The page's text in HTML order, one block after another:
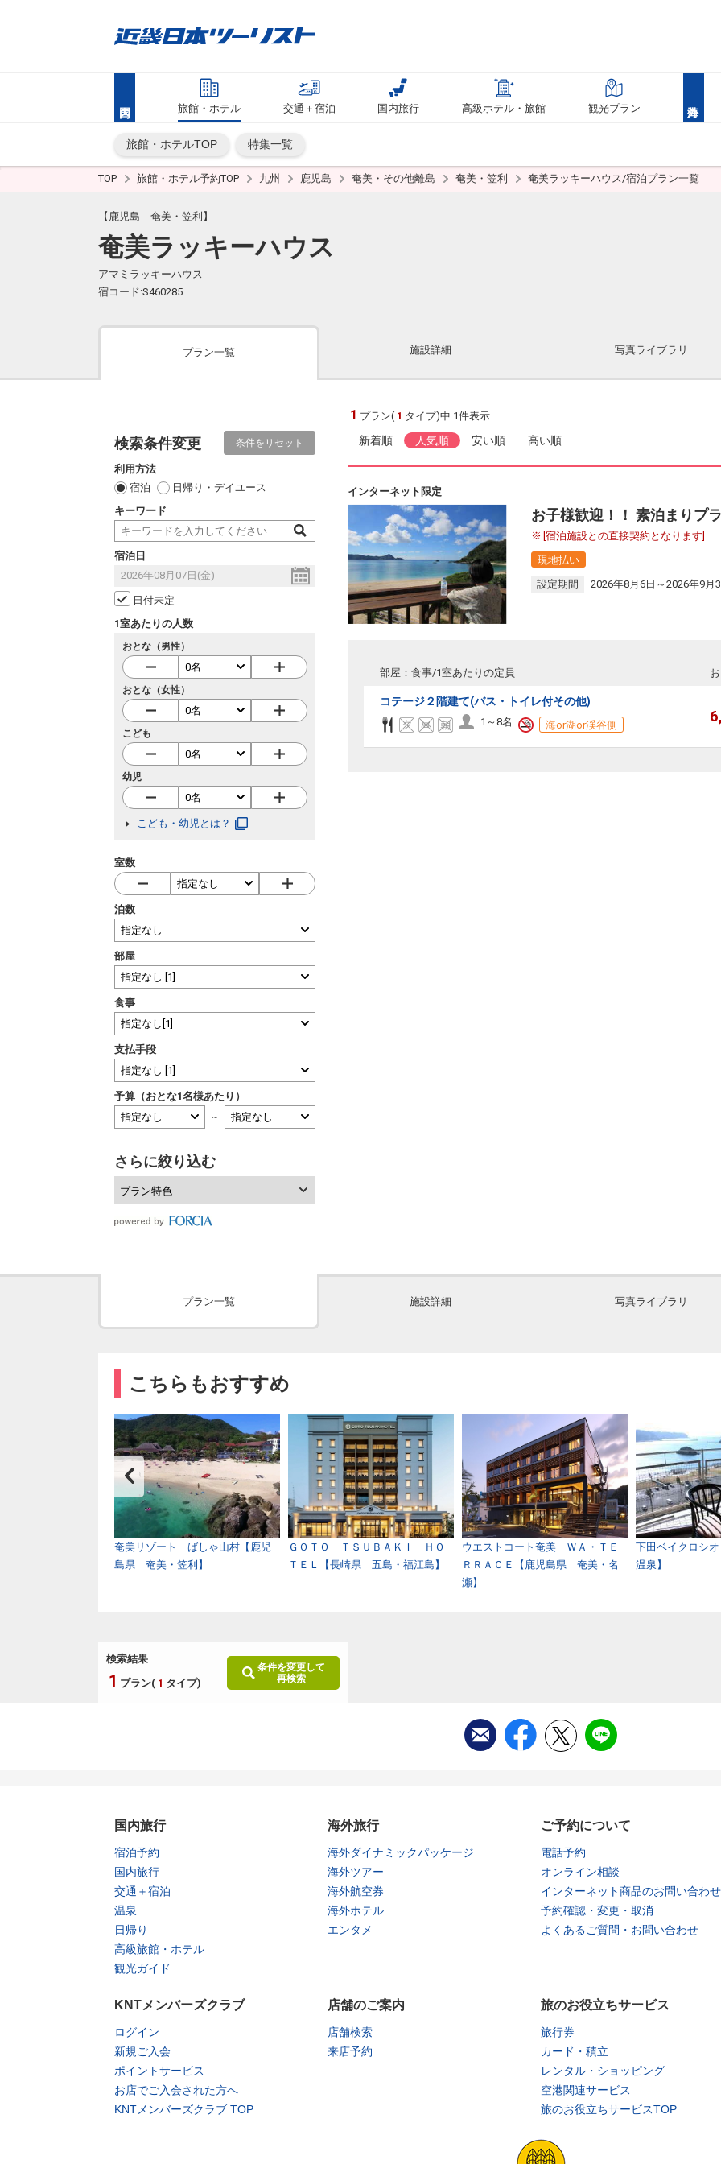
旅館・ホテル 交通＋宿泊 国内旅行 高級ホテル・旅館 観光プラン
旅館・ホテルTOP 特集一覧
TOP 旅館・ホテル予約TOP 九州 鹿児島 奄美・その他離島 奄美・笠利 奄美ラッキーハウス/宿泊プラン一覧
【鹿児島 奄美・笠利】
奄美ラッキーハウス
アマミラッキーハウス
宿コード:S460285
プラン一覧 施設詳細 写真ライブラリ
検索条件変更 条件をリセット
利用方法
宿泊
日帰り・デイユース
キーワード
宿泊日
日付未定
1室あたりの人数
おとな（男性）
おとな（女性）
こども
幼児
こども・幼児とは？
室数
泊数
部屋
食事
支払手段
予算（おとな1名様あたり）
～
さらに絞り込む
プラン特色
検索結果
1 プラン( 1 タイプ)
条件を変更して
再検索
1 プラン( 1 タイプ)中 1件表示
新着順 人気順 安い順 高い順
インターネット限定
お子様歓迎！！ 素泊まりプ
[宿泊施設との直接契約となります]
現地払い
設定期間
2026年8月6日～2026年9月
部屋：食事/1室あたりの定員
コテージ２階建て(バス・トイレ付その他)
1～8名 海or湖or渓谷側
プラン一覧 施設詳細 写真ライブラリ
こちらもおすすめ
奄美リゾート ばしゃ山村【鹿児
島県 奄美・笠利】
ＧＯＴＯ ＴＳＵＢＡＫＩ ＨＯ
ＴＥＬ【長崎県 五島・福江島】
ウエストコート奄美 ＷＡ・ＴＥ
ＲＲＡＣＥ【鹿児島県 奄美・名
瀬】
下田ベイクロシ
温泉】
国内旅行
宿泊予約
国内旅行
交通＋宿泊
温泉
日帰り
高級旅館・ホテル
観光ガイド
海外旅行
海外ダイナミックパッケージ
海外ツアー
海外航空券
海外ホテル
エンタメ
ご予約について
電話予約
オンライン相談
インターネット商品のお問い合わせ
予約確認・変更・取消
よくあるご質問・お問い合わせ
KNTメンバーズクラブ
ログイン
新規ご入会
ポイントサービス
お店でご入会された方へ
KNTメンバーズクラブ TOP
店舗のご案内
店舗検索
来店予約
旅のお役立ちサービス
旅行券
カード・積立
レンタル・ショッピング
空港関連サービス
旅のお役立ちサービスTOP